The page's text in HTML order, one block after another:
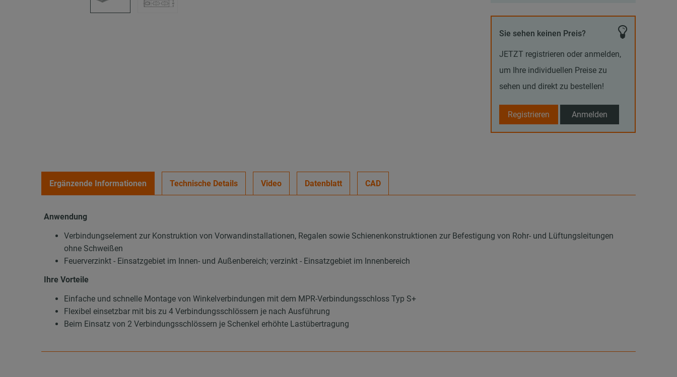
Sie sehen keinen Preis?
JETZT registrieren oder anmelden,
um Ihre individuellen Preise zu
sehen und direkt zu bestellen!
Registrieren Anmelden
Ergänzende Informationen Technische Details Video Datenblatt CAD
Anwendung
Verbindungselement zur Konstruktion von Vorwandinstallationen, Regalen sowie Schienenkonstruktionen zur Befestigung von Rohr- und Lüftungsleitungen
ohne Schweißen
Feuerverzinkt - Einsatzgebiet im Innen- und Außenbereich; verzinkt - Einsatzgebiet im Innenbereich
Ihre Vorteile
Einfache und schnelle Montage von Winkelverbindungen mit dem MPR-Verbindungsschloss Typ S+
Flexibel einsetzbar mit bis zu 4 Verbindungsschlössern je nach Ausführung
Beim Einsatz von 2 Verbindungsschlössern je Schenkel erhöhte Lastübertragung